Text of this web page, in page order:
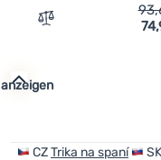
Zum Vergleich
CZTrika na spaní SK